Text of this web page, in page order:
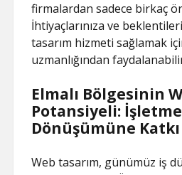
firmalardan sadece birkaç
İhtiyaçlarınıza ve
tasarım hizmeti sağlamak
uzmanlığından
Elmalı Bölgesinin
Potansiyeli:
Dönüşümüne Katkı
Web tasarım, günümüz iş